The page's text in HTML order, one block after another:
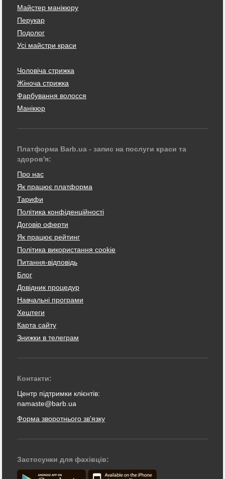
Майстер манікюру
Перукар
Подолог
Усі майстри краси
Чоловіча стрижка
Жіноча стрижка
Фарбування волосся
Манікюр
Платформа Barb.ua - запис на послуги краси та
здоров'я:
Про нас
Як працює платформа
Тарифи
Політика конфіденційності
Договір оферти
Як працює рейтинг
Політика використання cookie
Питання-відповідь
Блог
Довідник процедур
Навчальні програми
Хештеги
Карта сайту
Знижки в телеграм
Контакти:
Центр підтримки клієнтів:
namaste@barb.ua
Форма зворотнього зв'язку
Застосунки для фахівців: